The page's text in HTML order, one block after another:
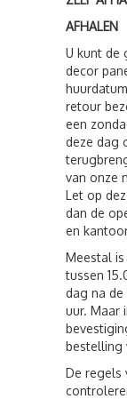
AFHALEN
U kunt de
decor
retour
een
deze dag
van onze
Let op
dan de
en
Meestal
tussen
dag na de
uur. Maar
bestelling
De regels